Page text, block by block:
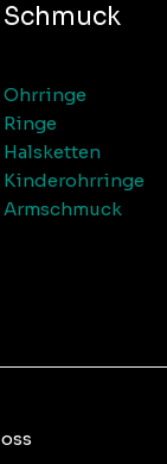
Schmuck
Ohrringe
Ringe
Halsketten
Kinderohrringe
Armschmuck